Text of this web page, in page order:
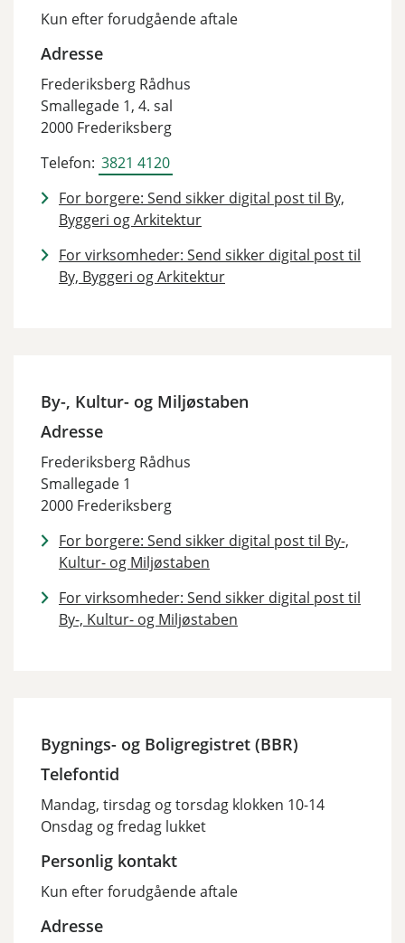
Kun efter forudgående aftale
Adresse
Frederiksberg Rådhus
Smallegade 1, 4. sal
2000 Frederiksberg
Telefon: 3821 4120
For borgere: Send sikker digital post til By,
Byggeri og Arkitektur
For virksomheder: Send sikker digital post til
By, Byggeri og Arkitektur
By-, Kultur- og Miljøstaben
Adresse
Frederiksberg Rådhus
Smallegade 1
2000 Frederiksberg
For borgere: Send sikker digital post til By-,
Kultur- og Miljøstaben
For virksomheder: Send sikker digital post til
By-, Kultur- og Miljøstaben
Bygnings- og Boligregistret (BBR)
Telefontid
Mandag, tirsdag og torsdag klokken 10-14
Onsdag og fredag lukket
Personlig kontakt
Kun efter forudgående aftale
Adresse